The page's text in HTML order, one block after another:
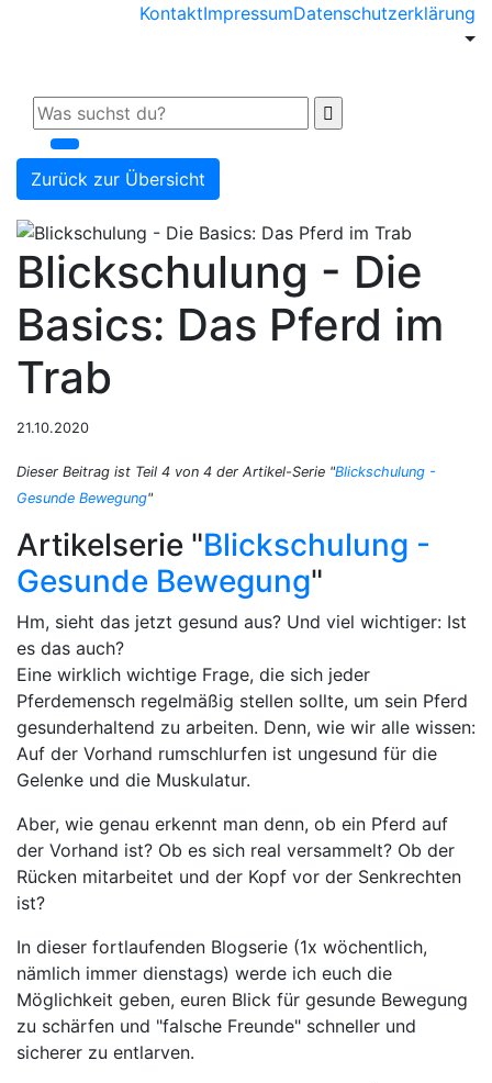
KontaktImpressumDatenschutzerklärung
Zurück zur Übersicht
Blickschulung - Die
Basics: Das Pferd im
Trab
21.10.2020
Dieser Beitrag ist Teil 4 von 4 der Artikel-Serie "Blickschulung -
Gesunde Bewegung"
Artikelserie "Blickschulung -
Gesunde Bewegung"
Hm, sieht das jetzt gesund aus? Und viel wichtiger: Ist
es das auch?
Eine wirklich wichtige Frage, die sich jeder
Pferdemensch regelmäßig stellen sollte, um sein Pferd
gesunderhaltend zu arbeiten. Denn, wie wir alle wissen:
Auf der Vorhand rumschlurfen ist ungesund für die
Gelenke und die Muskulatur.
Aber, wie genau erkennt man denn, ob ein Pferd auf
der Vorhand ist? Ob es sich real versammelt? Ob der
Rücken mitarbeitet und der Kopf vor der Senkrechten
ist?
In dieser fortlaufenden Blogserie (1x wöchentlich,
nämlich immer dienstags) werde ich euch die
Möglichkeit geben, euren Blick für gesunde Bewegung
zu schärfen und "falsche Freunde" schneller und
sicherer zu entlarven.